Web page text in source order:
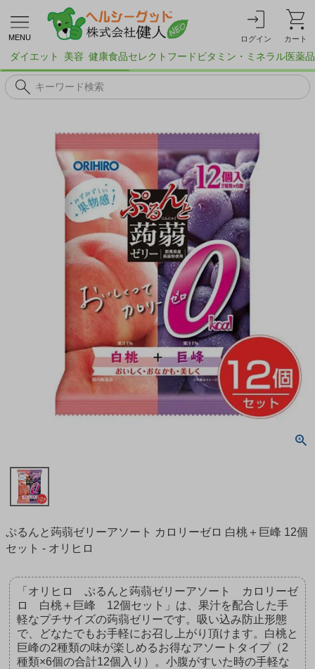
MENU ログイン カート
ダイエット 美容 健康食品セレクトフード ビタミン・ミネラル医薬品
ぷるんと蒟蒻ゼリーアソート カロリーゼロ 白桃＋巨峰 12個
セット - オリヒロ
「オリヒロ ぷるんと蒟蒻ゼリーアソート カロリーゼ
ロ 白桃＋巨峰 12個セット」は、果汁を配合した手
軽なプチサイズの蒟蒻ゼリーです。吸い込み防止形態
で、どなたでもお手軽にお召し上がり頂けます。白桃と
巨峰の2種類の味が楽しめるお得なアソートタイプ（2
種類×6個の合計12個入り）。小腹がすいた時の手軽な